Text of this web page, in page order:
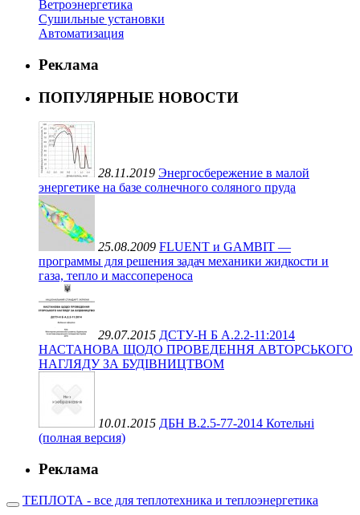
Ветроэнергетика
Сушильные установки
Автоматизация
Реклама
ПОПУЛЯРНЫЕ НОВОСТИ
28.11.2019 Энергосбережение в малой
энергетике на базе солнечного соляного пруда
25.08.2009 FLUENT и GAMBIT —
программы для решения задач механики жидкости и
газа, тепло и массопереноса
29.07.2015 ДСТУ-Н Б А.2.2-11:2014
НАСТАНОВА ЩОДО ПРОВЕДЕННЯ АВТОРСЬКОГО
НАГЛЯДУ ЗА БУДІВНИЦТВОМ
10.01.2015 ДБН В.2.5-77-2014 Котельні
(полная версия)
Реклама
ТЕПЛОТА - все для теплотехника и теплоэнергетика